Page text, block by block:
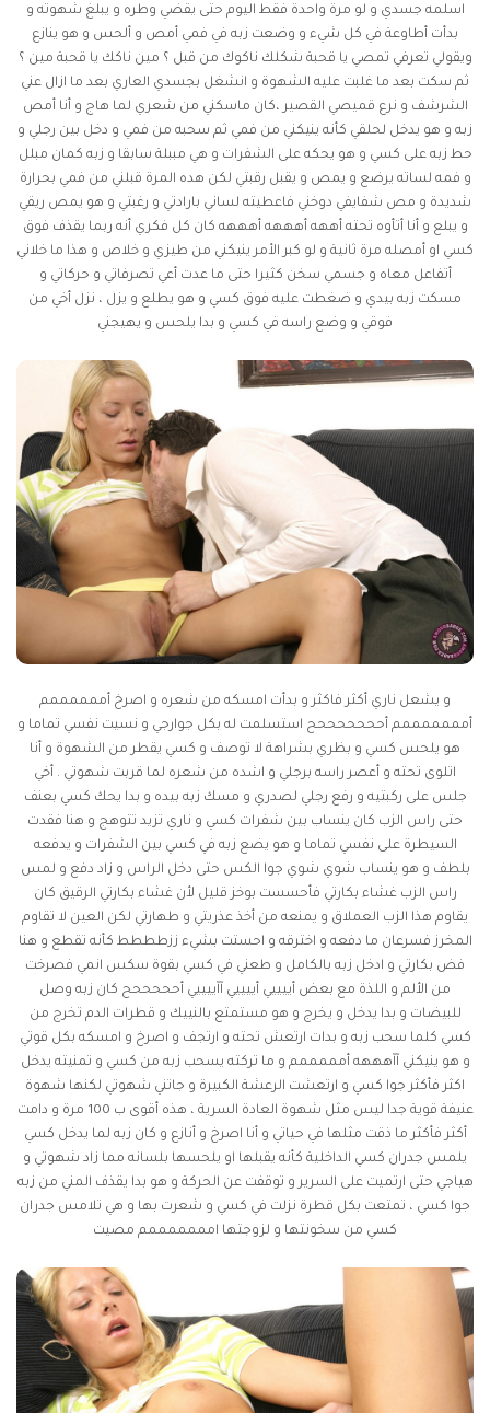
اسلمه جسدي و لو مرة واحدة فقط اليوم حتى يقضي وطره و يبلغ شهوته و
بدأت أطاوعة في كل شيء و وضعت زبه في فمي أمص و ألحس و هو ينازع
ويقولي تعرفي تمصي يا قحبة شكلك ناكوك من قبل ؟ مين ناكك يا قحبة مين ؟
ثم سكت بعد ما غلبت عليه الشهوة و انشغل بجسدي العاري بعد ما ازال عني
الشرشف و نرع قميصي القصير ،كان ماسكني من شعري لما هاج و أنا أمص
زبه و هو يدخل لحلقي كأنه ينيكني من فمي ثم سحبه من فمي و دخل بين رجلي و
حط زبه على كسي و هو يحكه على الشفرات و هي مببلة سابقا و زبه كمان مبلل
و فمه لساته يرضع و يمص و يقبل رقبتي لكن هده المرة قبلني من فمي بحرارة
شديدة و مص شفايفي دوخني فاعطيته لساني بارادتي و رغبتي و هو يمص ريقي
و يبلع و أنا أتأوه تحته أههه أهههه أهههه كان كل فكري أنه ربما يقذف فوق
كسي او أمصله مرة ثانية و لو كبر الأمر ينيكني من طيزي و خلاص و هذا ما خلاني
أتفاعل معاه و جسمي سخن كثيرا حتى ما عدت أعي تصرفاتي و حركاتي و
مسكت زبه بيدي و ضغطت عليه فوق كسي و هو يطلع و يزل ، نزل أخي من
فوقي و وضع راسه في كسي و بدا يلحس و يهيجني
و يشعل ناري أكثر فاكثر و بدأت امسكه من شعره و اصرخ أممممممم
أمممممممم أحححححححح استسلمت له بكل جوارجي و نسيت نفسي تماما و
هو يلحس كسي و بظري بشراهة لا توصف و كسي يقطر من الشهوة و أنا
اتلوى تحته و أعصر راسه برجلي و اشده من شعره لما قربت شهوتي . أخي
جلس على ركبتيه و رفع رجلي لصدري و مسك زبه بيده و بدا يحك كسي بعنف
حتى راس الزب كان ينساب بين شفرات كسي و ناري تزيد تتوهج و هنا فقدت
السيطرة على نفسي تماما و هو يضع زبه في كسي بين الشفرات و يدفعه
بلطف و هو ينساب شوي شوي جوا الكس حتى دخل الراس و زاد دفع و لمس
راس الزب غشاء بكارتي فأحسست بوخز قليل لأن غشاء بكارتي الرقيق كان
يقاوم هذا الزب العملاق و يمنعه من أخذ عذريتي و طهارتي لكن العين لا تقاوم
المخرز فسرعان ما دفعه و اخترقه و احستت بشيء ززطططط كأنه تقطع و هنا
فض بكارتي و ادخل زبه بالكامل و طعني في كسي بقوة سكس انمي فصرخت
من الألم و اللذة مع بعض أييييي أييييي آآييييي أحححححح كان زبه وصل
للبيضات و بدا يدخل و يخرج و هو مستمتع بالنييك و قطرات الدم تخرج من
كسي كلما سحب زبه و بدات ارتعش تحته و ارتجف و اصرخ و امسكه بكل قوتي
و هو ينيكني آآهههه أمممممم و ما تركته يسحب زبه من كسي و تمنيته يدخل
اكثر فأكثر جوا كسي و ارتعشت الرعشة الكبيرة و جاتني شهوتي لكنها شهوة
عنيفة قوية جدا ليس مثل شهوة العادة السرية ، هذه أقوى ب 100 مرة و دامت
أكثر فأكثر ما ذقت مثلها في حياتي و أنا اصرخ و أنازع و كان زبه لما يدخل كسي
يلمس جدران كسي الداخلية كأنه يقبلها او يلحسها بلسانه مما زاد شهوتي و
هياجي حتى ارتميت على السرير و توقفت عن الحركة و هو بدا يقذف المني من زبه
جوا كسي ، تمتعت بكل قطرة نزلت في كسي و شعرت بها و هي تلامس جدران
كسي من سخونتها و لزوجتها امممممممم مصيت